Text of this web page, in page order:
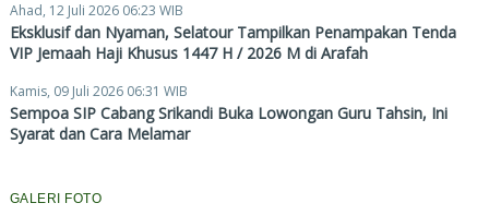
Ahad, 12 Juli 2026 06:23 WIB
Eksklusif dan Nyaman, Selatour Tampilkan Penampakan Tenda
VIP Jemaah Haji Khusus 1447 H / 2026 M di Arafah
Kamis, 09 Juli 2026 06:31 WIB
Sempoa SIP Cabang Srikandi Buka Lowongan Guru Tahsin, Ini
Syarat dan Cara Melamar
GALERI FOTO